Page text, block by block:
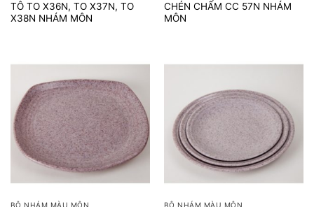
TÔ TO X36N, TO X37N, TO
X38N NHÁM MÔN
CHÉN CHẤM CC 57N NHÁM
MÔN
BỘ NHÁM MÀU MÔN BỘ NHÁM MÀU MÔN